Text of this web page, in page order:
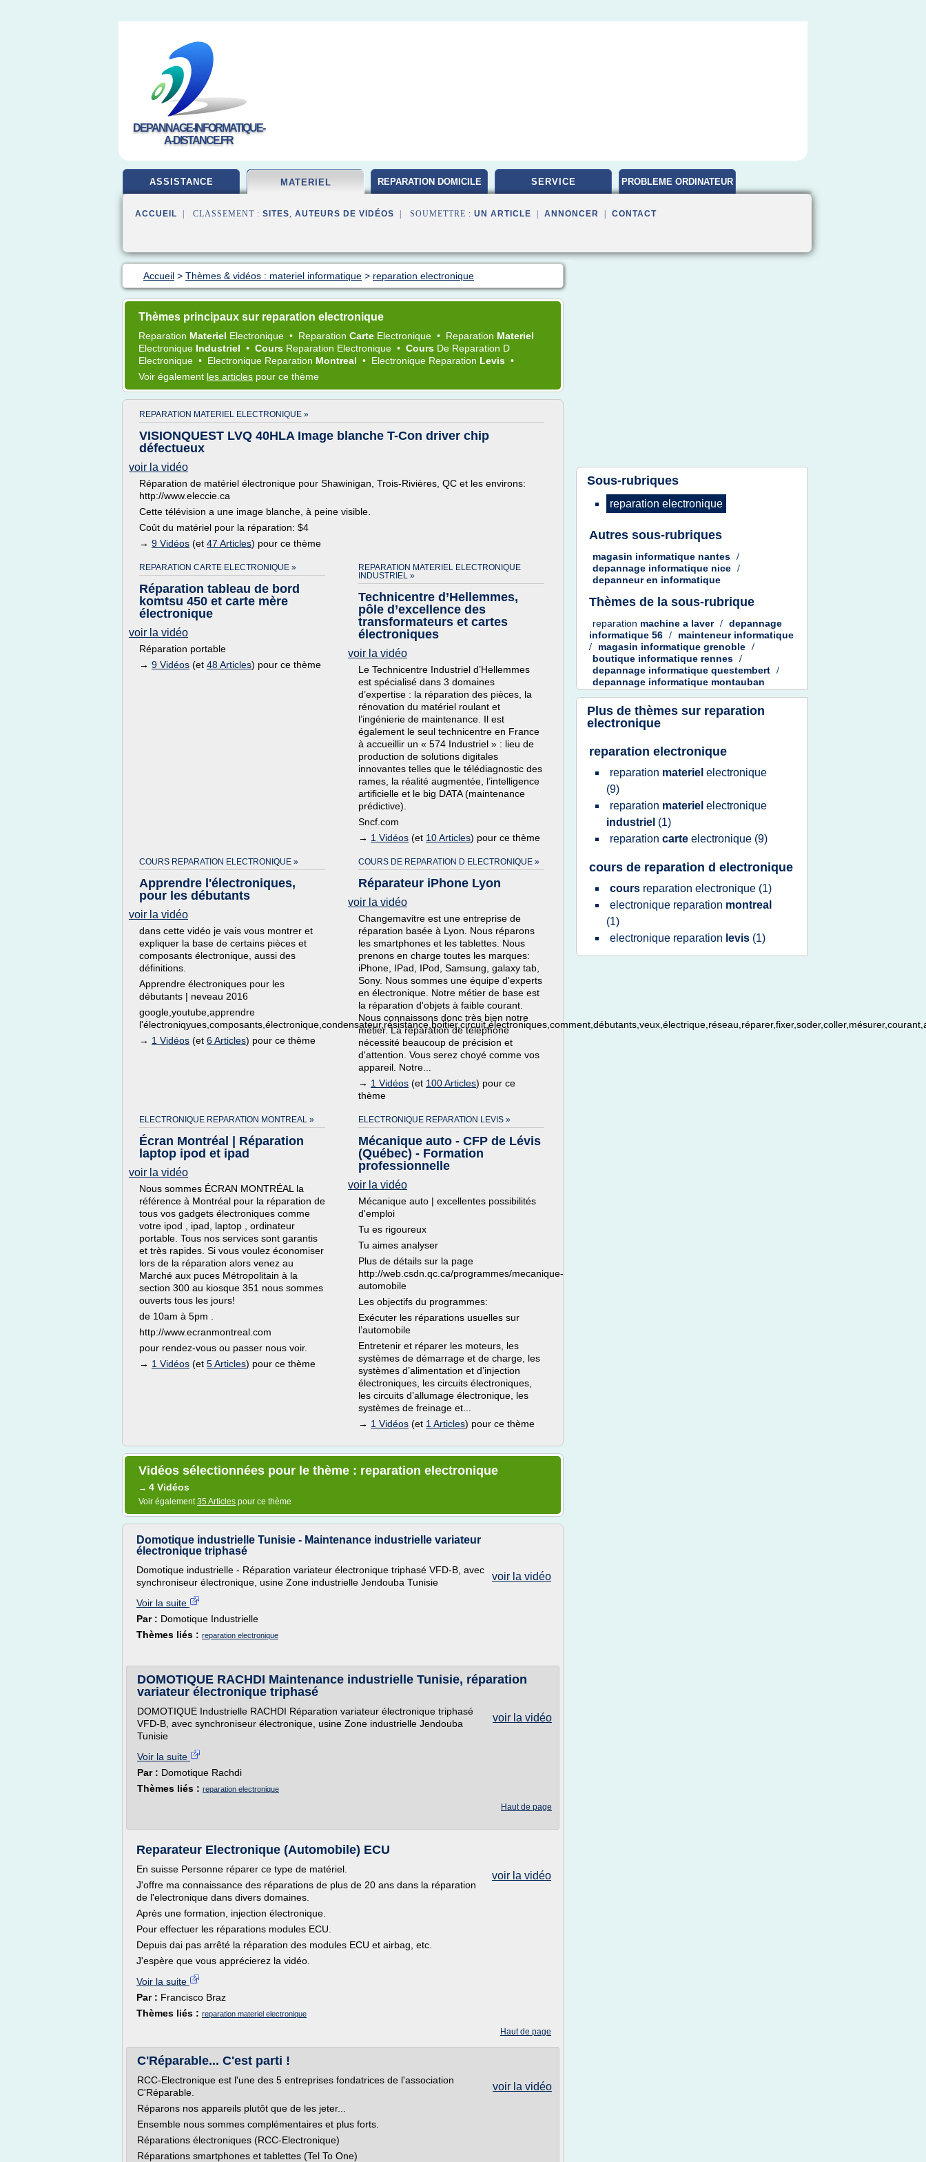
DEPANNAGE-INFORMATIQUE-
A-DISTANCE.FR
ASSISTANCE MATERIEL REPARATION DOMICILE SERVICE PROBLEME ORDINATEUR
ACCUEIL | CLASSEMENT : SITES, AUTEURS DE VIDÉOS | SOUMETTRE : UN ARTICLE ANNONCER CONTACT
Accueil > Thèmes & vidéos : materiel informatique > reparation electronique
Thèmes principaux sur reparation electronique
Reparation Materiel Electronique • Reparation Carte Electronique • Reparation Materiel
Electronique Industriel • Cours Reparation Electronique • Cours De Reparation D
Electronique • Electronique Reparation Montreal • Electronique Reparation Levis •
Voir également les articles pour ce thème
REPARATION MATERIEL ELECTRONIQUE »
VISIONQUEST LVQ 40HLA Image blanche T-Con driver chip
défectueux
voir la vidéo
Réparation de matériel électronique pour Shawinigan, Trois-Rivières, QC et les environs:
http://www.eleccie.ca
Cette télévision a une image blanche, à peine visible.
Coût du matériel pour la réparation: $4
→ 9 Vidéos (et 47 Articles) pour ce thème
REPARATION CARTE ELECTRONIQUE »
Réparation tableau de bord
komtsu 450 et carte mère
électronique
voir la vidéo
Réparation portable
→ 9 Vidéos (et 48 Articles) pour ce thème
REPARATION MATERIEL ELECTRONIQUE
INDUSTRIEL »
Technicentre d’Hellemmes,
pôle d’excellence des
transformateurs et cartes
électroniques
voir la vidéo
Le Technicentre Industriel d’Hellemmes
est spécialisé dans 3 domaines
d’expertise : la réparation des pièces, la
rénovation du matériel roulant et
l’ingénierie de maintenance. Il est
également le seul technicentre en France
à accueillir un « 574 Industriel » : lieu de
production de solutions digitales
innovantes telles que le télédiagnostic des
rames, la réalité augmentée, l’intelligence
artificielle et le big DATA (maintenance
prédictive).
Sncf.com
→ 1 Vidéos (et 10 Articles) pour ce thème
COURS REPARATION ELECTRONIQUE »
Apprendre l'électroniques,
pour les débutants
voir la vidéo
dans cette vidéo je vais vous montrer et
expliquer la base de certains pièces et
composants électronique, aussi des
définitions.
Apprendre électroniques pour les
débutants | neveau 2016
google,youtube,apprendre
→ 1 Vidéos (et 6 Articles) pour ce thème
COURS DE REPARATION D ELECTRONIQUE »
Réparateur iPhone Lyon
voir la vidéo
Changemavitre est une entreprise de
réparation basée à Lyon. Nous réparons
les smartphones et les tablettes. Nous
prenons en charge toutes les marques:
iPhone, IPad, IPod, Samsung, galaxy tab,
Sony. Nous sommes une équipe d'experts
en électronique. Notre métier de base est
la réparation d'objets à faible courant.
Nous connaissons donc très bien notre
métier. La réparation de téléphone
nécessité beaucoup de précision et
d'attention. Vous serez choyé comme vos
appareil. Notre...
→ 1 Vidéos (et 100 Articles) pour ce
thème
ELECTRONIQUE REPARATION MONTREAL »
Écran Montréal | Réparation
laptop ipod et ipad
voir la vidéo
Nous sommes ÉCRAN MONTRÉAL la
référence à Montréal pour la réparation de
tous vos gadgets électroniques comme
votre ipod , ipad, laptop , ordinateur
portable. Tous nos services sont garantis
et très rapides. Si vous voulez économiser
lors de la réparation alors venez au
Marché aux puces Métropolitain à la
section 300 au kiosque 351 nous sommes
ouverts tous les jours!
de 10am à 5pm .
http://www.ecranmontreal.com
pour rendez-vous ou passer nous voir.
→ 1 Vidéos (et 5 Articles) pour ce thème
ELECTRONIQUE REPARATION LEVIS »
Mécanique auto - CFP de Lévis
(Québec) - Formation
professionnelle
voir la vidéo
Mécanique auto | excellentes possibilités
d'emploi
Tu es rigoureux
Tu aimes analyser
Plus de détails sur la page
http://web.csdn.qc.ca/programmes/mecanique-
automobile
Les objectifs du programmes:
Exécuter les réparations usuelles sur
l’automobile
Entretenir et réparer les moteurs, les
systèmes de démarrage et de charge, les
systèmes d’alimentation et d’injection
électroniques, les circuits électroniques,
les circuits d’allumage électronique, les
systèmes de freinage et...
→ 1 Vidéos (et 1 Articles) pour ce thème
Vidéos sélectionnées pour le thème : reparation electronique
→ 4 Vidéos
Voir également35 Articles pour ce thème
Domotique industrielle Tunisie - Maintenance industrielle variateur
électronique triphasé
voir la vidéo
Domotique industrielle - Réparation variateur électronique triphasé VFD-B, avec
synchroniseur électronique, usine Zone industrielle Jendouba Tunisie
Voir la suite
Par : Domotique Industrielle
Thèmes liés : reparation electronique
DOMOTIQUE RACHDI Maintenance industrielle Tunisie, réparation
variateur électronique triphasé
voir la vidéo
DOMOTIQUE Industrielle RACHDI Réparation variateur électronique triphasé
VFD-B, avec synchroniseur électronique, usine Zone industrielle Jendouba
Tunisie
Voir la suite
Par : Domotique Rachdi
Thèmes liés : reparation electronique
Haut de page
Reparateur Electronique (Automobile) ECU
voir la vidéo
En suisse Personne réparer ce type de matériel.
J'offre ma connaissance des réparations de plus de 20 ans dans la réparation
de l'electronique dans divers domaines.
Après une formation, injection électronique.
Pour effectuer les réparations modules ECU.
Depuis dai pas arrêté la réparation des modules ECU et airbag, etc.
J'espère que vous apprécierez la vidéo.
Voir la suite
Par : Francisco Braz
Thèmes liés : reparation materiel electronique
Haut de page
C'Réparable... C'est parti !
voir la vidéo
RCC-Electronique est l'une des 5 entreprises fondatrices de l'association
C'Réparable.
Réparons nos appareils plutôt que de les jeter...
Ensemble nous sommes complémentaires et plus forts.
Réparations électroniques (RCC-Electronique)
Réparations smartphones et tablettes (Tel To One)
Sous-rubriques
reparation electronique
Autres sous-rubriques
magasin informatique nantes /
depannage informatique nice /
depanneur en informatique
Thèmes de la sous-rubrique
reparation machine a laver / depannage
informatique 56 /
mainteneur informatique
/
magasin informatique grenoble /
boutique informatique rennes /
depannage informatique questembert /
depannage informatique montauban
Plus de thèmes sur reparation
electronique
reparation electronique
reparation materiel electronique
(9)
reparation materiel electronique
industriel (1)
reparation carte electronique (9)
cours de reparation d electronique
cours reparation electronique (1)
electronique reparation montreal
(1)
electronique reparation levis (1)